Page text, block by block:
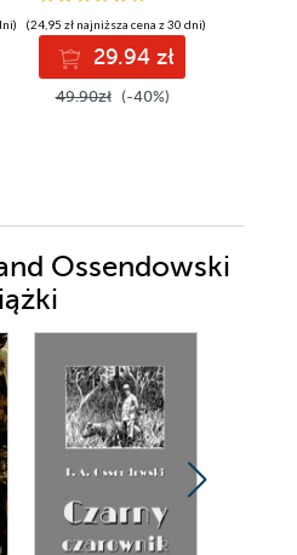
(24,95 zł najniższa cena z 30 dni)
29.94 zł
49.90zł (-40%)
Ossendowski